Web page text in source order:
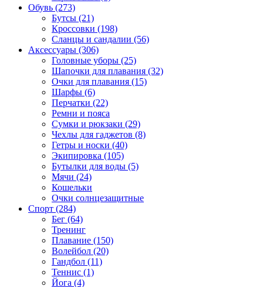
Обувь (273)
Бутсы (21)
Кроссовки (198)
Сланцы и сандалии (56)
Аксессуары (306)
Головные уборы (25)
Шапочки для плавания (32)
Очки для плавания (15)
Шарфы (6)
Перчатки (22)
Ремни и пояса
Сумки и рюкзаки (29)
Чехлы для гаджетов (8)
Гетры и носки (40)
Экипировка (105)
Бутылки для воды (5)
Мячи (24)
Кошельки
Очки солнцезащитные
Спорт (284)
Бег (64)
Тренинг
Плавание (150)
Волейбол (20)
Гандбол (11)
Теннис (1)
Йога (4)